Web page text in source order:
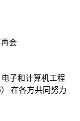
会
子和计算机工程
在各方共同努力